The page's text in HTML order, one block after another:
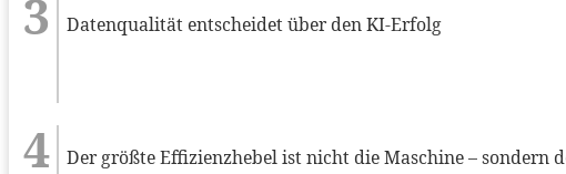
Datenqualität entscheidet über den KI-Erfolg
Der größte Effizienzhebel ist nicht die Maschine – sondern